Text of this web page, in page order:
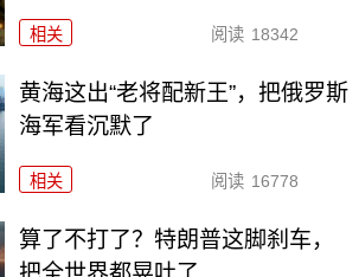
相关 阅读 18342
黄海这出“老将配新王”，把俄罗斯
海军看沉默了
相关 阅读 16778
算了不打了？特朗普这脚刹车，